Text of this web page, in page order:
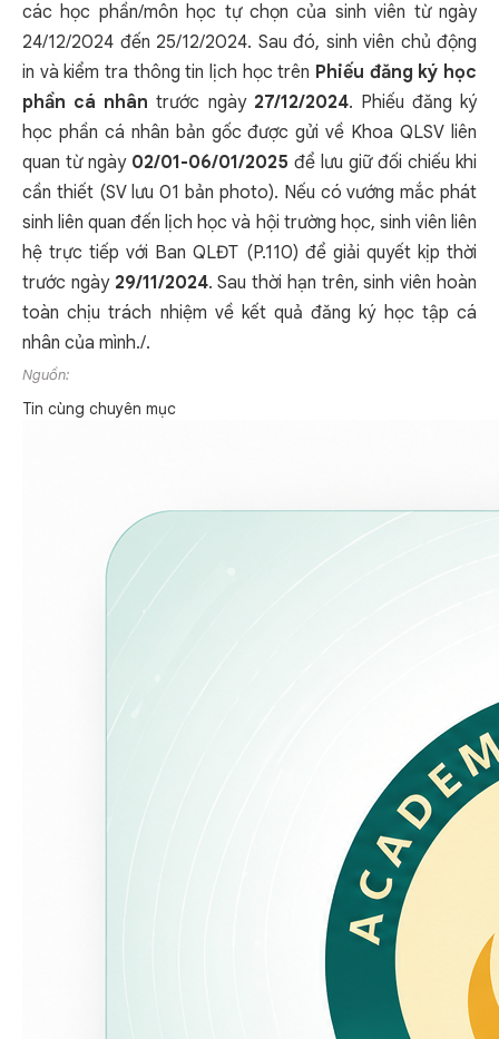
các học phần/môn học tự chọn của sinh viên từ ngày
24/12/2024 đến 25/12/2024. Sau đó, sinh viên chủ động
in và kiểm tra thông tin lịch học trên Phiếu đăng ký học
phần cá nhân trước ngày 27/12/2024. Phiếu đăng ký
học phần cá nhân bản gốc được gửi về Khoa QLSV liên
quan từ ngày02/01-06/01/2025 để lưu giữ đối chiếu khi
cần thiết (SV lưu 01 bản photo). Nếu có vướng mắc phát
sinh liên quan đến lịch học và hội trường học, sinh viên liên
hệ trực tiếp với Ban QLĐT (P.110) để giải quyết kịp thời
trước ngày 29/11/2024. Sau thời hạn trên, sinh viên hoàn
toàn chịu trách nhiệm về kết quả đăng ký học tập cá
nhân của mình./.
Nguồn:
Tin cùng chuyên mục